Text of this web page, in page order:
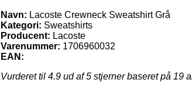
Navn: Lacoste Crewneck Sweatshirt Grå
Kategori: Sweatshirts
Producent: Lacoste
Varenummer: 1706960032
EAN:
Vurderet til 4.9 ud af 5 stjerner baseret på 19